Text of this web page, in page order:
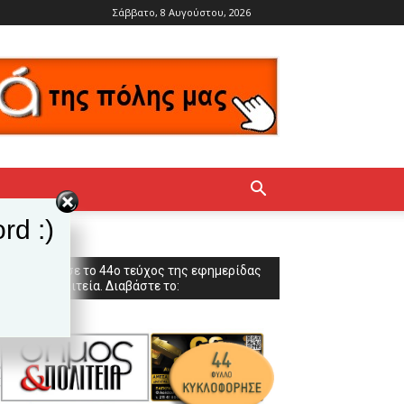
Σάββατο, 8 Αυγούστου, 2026
Κυκλοφόρησε το 44ο τεύχος της εφημερίδας
Δήμος & Πολιτεία. Διαβάστε το:
:)